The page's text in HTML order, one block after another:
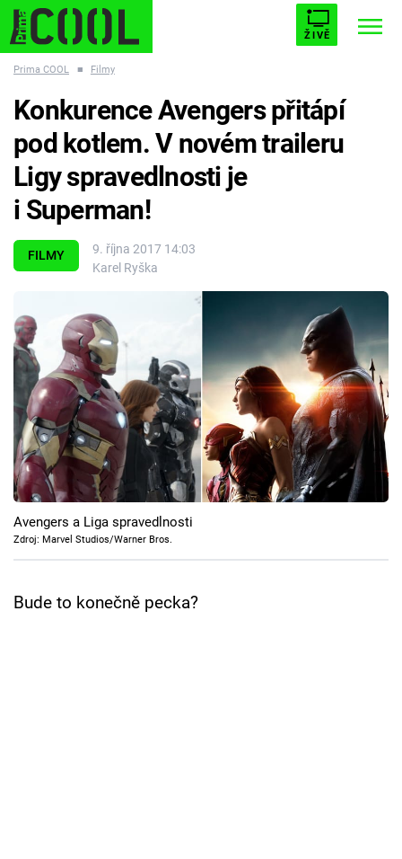
ŽIVĚ
ESCAPE PLNEJ KOTEL AVENGERS 5
Témata
Seriály
Hry
Cool Esport
Pořady
TV Program
Přihlášení
Prima COOL ■ Filmy
FILMY
9. října 2017 14:03
Karel Ryška
Konkurence Avengers přitápí
pod kotlem. V novém traileru
Ligy spravedlnosti je
i Superman!
Avengers a Liga spravedlnosti
Zdroj: Marvel Studios/Warner Bros.
Bude to konečně pecka?